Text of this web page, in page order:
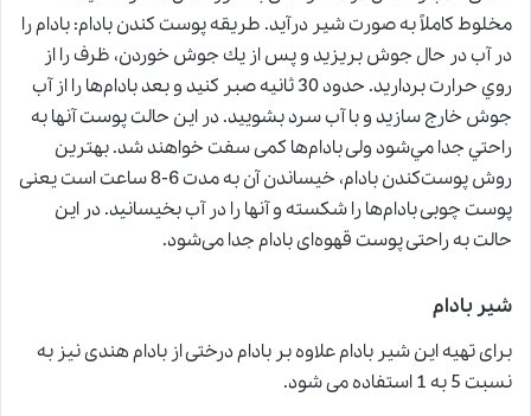
مخلوط كاملاً ‌به صورت شير درآيد. طريقه‌ پوست کندن بادام: بادام را
در آب در حال جوش بريزيد و پس از يك جوش خوردن،‌ ظرف را از
روي حرارت برداريد. حدود 30 ثانيه صبر كنيد
وبعد بادام‌ها را از آب
جوش خارج سازيد و با آب سرد بشوييد. در اين حالت پوست آن‎ها به
راحتي جدا مي‌شود ولی بادام‌ها کمی سفت خواهند شد. بهترین
روش پوست‌کندن بادام،
خیساندن آن به مدت 6-8 ساعت است یعنی
پوست چوبی بادام‌ها را شکسته و آنها را در آب بخیسانید. در این
حالت به راحتی پوست قهوه‌ای بادام جدا می‌شود.
شير بادام
برای تهیه این شیر بادام علاوه بر بادام درختی از بادام هندی نیز به
نسبت 5 به 1 استفاده می شود.